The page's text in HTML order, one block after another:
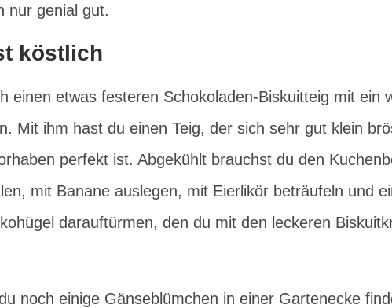
nur genial gut.
köstlich
einen etwas festeren Schokoladen-Biskuitteig mit ein
Mit ihm hast du einen Teig, der sich sehr gut klein
perfekt ist. Abgekühlt brauchst du den
mit Banane auslegen, mit Eierlikör beträufeln und
darauftürmen, den du mit den leckeren
noch einige Gänseblümchen in einer Gartenecke